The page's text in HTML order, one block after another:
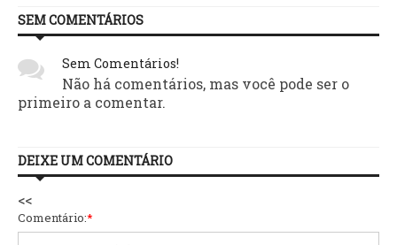
SEM COMENTÁRIOS
Sem Comentários!
Não há comentários, mas você pode ser o
primeiro a comentar.
DEIXE UM COMENTÁRIO
<<
Comentário:*